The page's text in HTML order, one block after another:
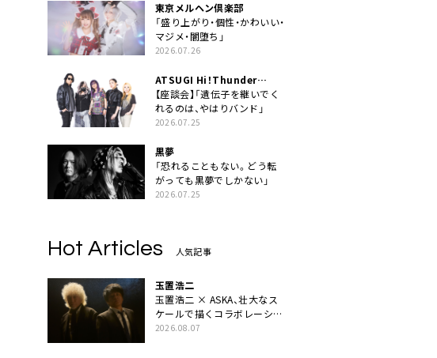
東京メルヘン倶楽部
「盛り上がり・個性・かわいい・
マジメ・闇堕ち」
2026.07.26
ATSUGI Hi！Thunder
Rock Festival
【座談会】「遺伝子を継いでく
れるのは、やはりバンド」
2026.07.25
黒夢
「恐れることもない。どう転
がっても黒夢でしかない」
2026.07.25
Hot Articles 人気記事
玉置浩二
玉置浩二 × ASKA、壮大なス
ケールで描くコラボレーショ
ン曲「音銀河」リリース決定。
2026.08.07